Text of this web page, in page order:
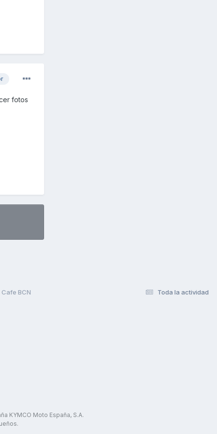
fotos
Toda la actividad
BCN
KYMCO Moto España, S.A.